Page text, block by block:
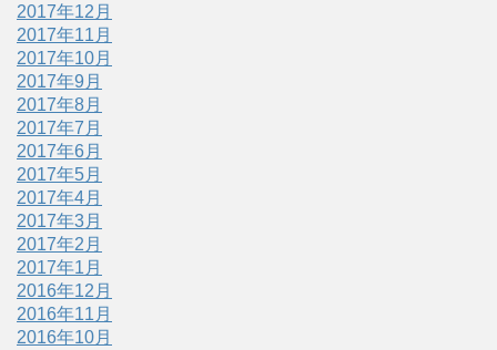
2017年12月
2017年11月
2017年10月
2017年9月
2017年8月
2017年7月
2017年6月
2017年5月
2017年4月
2017年3月
2017年2月
2017年1月
2016年12月
2016年11月
2016年10月